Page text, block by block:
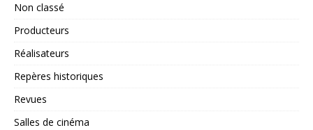
Non classé
Producteurs
Réalisateurs
Repères historiques
Revues
Salles de cinéma